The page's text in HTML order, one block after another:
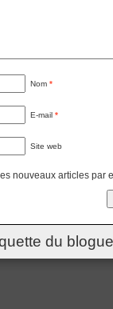
Nom *
E-mail *
Site web
nouveaux articles par
du